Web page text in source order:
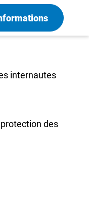
internautes
des